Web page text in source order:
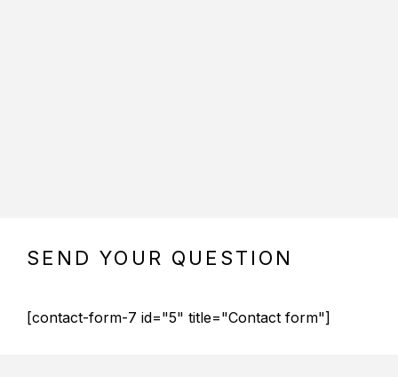
SEND YOUR QUESTION
[contact-form-7 id="5" title="Contact form"]